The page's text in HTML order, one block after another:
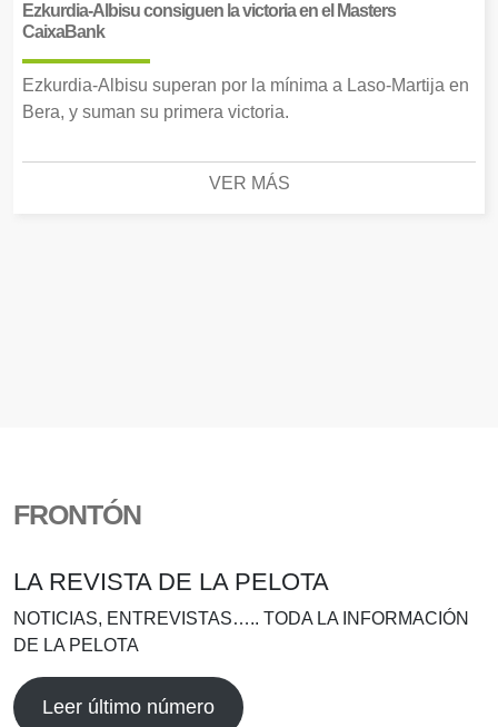
Ezkurdia-Albisu consiguen la victoria en el Masters
CaixaBank
Ezkurdia-Albisu superan por la mínima a Laso-Martija en
Bera, y suman su primera victoria.
VER MÁS
FRONTÓN
LA REVISTA DE LA PELOTA
NOTICIAS, ENTREVISTAS….. TODA LA INFORMACIÓN
DE LA PELOTA
Leer último número